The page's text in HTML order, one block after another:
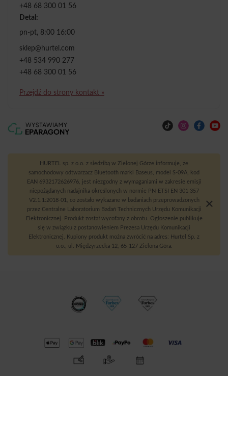
+48 68 300 01 56
Detal:
pn-pt, 8:00 16:00
sklep@hurtel.com
+48 534 990 277
+48 68 300 01 56
Przejdź do strony kontakt »
HURTEL sp. z o.o. z siedzibą w Zielonej Górze informuje, że
samochodowy odtwarzacz Bluetooth marki Baseus, model S-09A, kod
EAN 6932172626976, jest niezgodny z wymaganiami w zakresie emisji
niepożądanych nadajnika określonych w normie PN-ETSI EN 301 357
V2.1.1:2018-01, co zostało wykazane w badaniach przeprowadzonych
przez Centralne Laboratorium Badań Technicznych Urzędu Komunikacji
Elektronicznej. Produkt został wycofany z obrotu. Ogłoszenie publikuje
się w związku z postanowieniem Prezesa Urzędu Komunikacji
Elektronicznej. Kupiony produkt można zwrócić na adres: Hurtel Sp. z
o.o., ul. Międzyrzecka 12, 65-127 Zielona Góra.